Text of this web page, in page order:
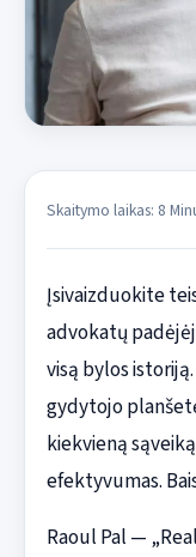
Skaitymo laikas: 8
Įsivaizduokite
advokatų
visą bylos
gydytojo
kiekvieną
efektyvumas.
Raoul Pal —